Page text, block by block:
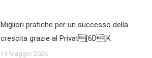
Migliori pratiche per un successo della
crescita grazie al Privat[6D[K
14 Maggio 2026